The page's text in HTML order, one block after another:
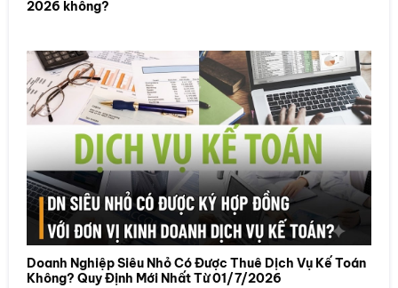
2026 không?
Doanh Nghiệp Siêu Nhỏ Có Được Thuê Dịch Vụ Kế Toán
Không? Quy Định Mới Nhất Từ 01/7/2026